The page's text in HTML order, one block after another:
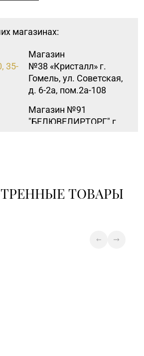
магазинах:
35-
Магазин
№38 «Кристалл» г.
Гомель, ул. Советская,
д. 6-2а, пом.2а-108
Магазин №91
"БЕЛЮВЕЛИРТОРГ" г.
ТОВАРЫ